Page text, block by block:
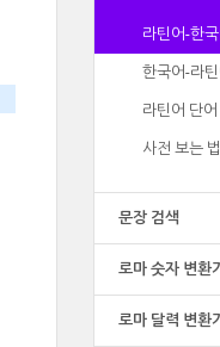
라틴어-한
한국어-라
라틴어 단어
사전 보는 법
문장 검색
로마 숫자 변환기
로마 달력 변환기